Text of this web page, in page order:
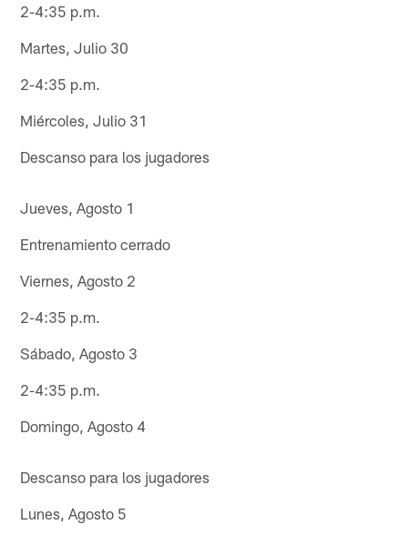
2-4:35 p.m.
Martes, Julio 30
2-4:35 p.m.
Miércoles, Julio 31
Descanso para los jugadores
Jueves, Agosto 1
Entrenamiento cerrado
Viernes, Agosto 2
2-4:35 p.m.
Sábado, Agosto 3
2-4:35 p.m.
Domingo, Agosto 4
Descanso para los jugadores
Lunes, Agosto 5